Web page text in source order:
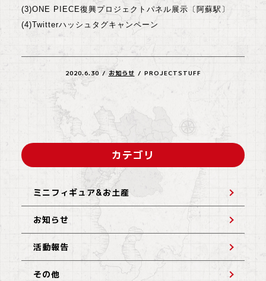
(3)ONE PIECE復興プロジェクトパネル展示〔阿蘇駅〕
(4)Twitterハッシュタグキャンペーン
2020.6.30 / お知らせ / PROJECTSTUFF
カテゴリ
ミニフィギュア&お土産
お知らせ
活動報告
その他